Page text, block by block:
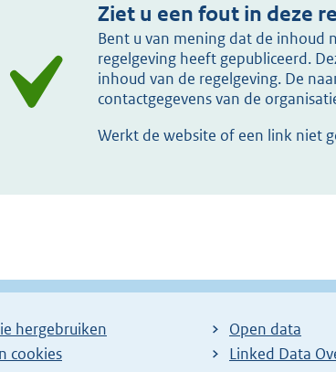
Ziet u een fout in deze
Bent u van mening dat de inhoud
regelgeving heeft gepubliceerd.
inhoud van de regelgeving. De
contactgegevens van de
Werkt de website of een link niet
hergebruiken
cookies
Open data
Linked Data